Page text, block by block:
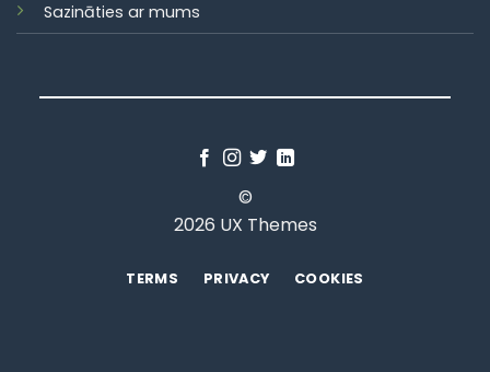
Sazināties ar mums
©
2026 UX Themes
TERMS PRIVACY COOKIES